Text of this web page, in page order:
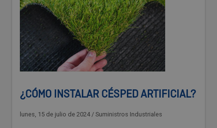
¿CÓMO INSTALAR CÉSPED ARTIFICIAL?
lunes, 15 de julio de 2024 / Suministros Industriales